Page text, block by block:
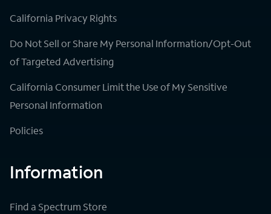
California Privacy Rights
Do Not Sell or Share My Personal Information/Opt-Out
of Targeted Advertising
California Consumer Limit the Use of My Sensitive
Personal Information
Policies
Information
Find a Spectrum Store